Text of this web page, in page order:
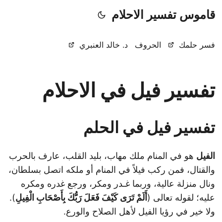
قاموس تفسير الاحلام
فسر حلمك الحروف د. خالد العنبري
تفسير فيل في الاحلام
تفسير فيل في الحلم
الفيل هو في المنام ملك مهاب، بليد القلب، عارف بالحرب
والقتال، فمن ركب فيلاً في المنام أو ملكه اتصل بسلطان،
ونال منزلة عالية، وربما غـدر ومكر، ورجع غدره ومكره
عليه؛ لقوله تعالى (أَلَمْ تَرَى كَيْفَ فَعَلَ رَبُّكَ بِأَصْحَابِ الْفِيلِ).
ولا خير في رؤيا الفيل لأهل الصلاح والورع.